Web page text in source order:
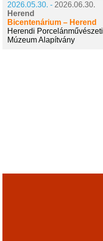
2026.05.30. - 2026.06.30.
Herend
Bicentenárium – Herend
Herendi Porcelánművészeti
Múzeum Alapítvány